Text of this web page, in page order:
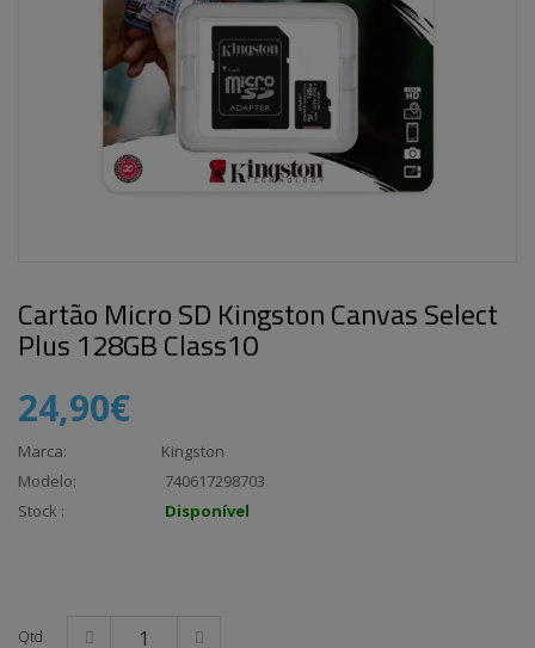
Cartão Micro SD Kingston Canvas Select
Plus 128GB Class10
24,90€
Marca:
Kingston
Modelo:
740617298703
Stock :
Disponível
Qtd